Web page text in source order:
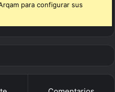
para configurar sus